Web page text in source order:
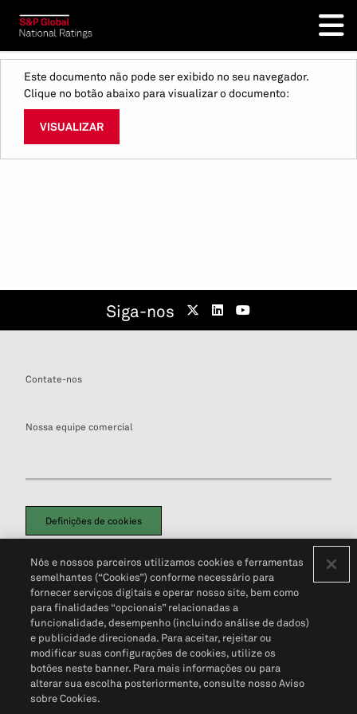
Este documento não pode ser exibido no seu navegador.
Clique no botão abaixo para visualizar o documento:
VISUALIZAR
Siga-nos
Contate-nos
Nossa equipe comercial
Definições de cookies
Política de PrivacidadePortal de privacidade do cliente (em inglês)
Não Venda Minhas Informações Pessoais© 2026 S&P Global
Nós e nossos parceiros utilizamos cookies e ferramentas
semelhantes (“Cookies”) conforme necessário para
fornecer serviços digitais e operar nosso site, bem como
para finalidades “opcionais” relacionadas a
funcionalidade, desempenho (incluindo análise de dados)
e publicidade direcionada. Para aceitar, rejeitar ou
modificar suas configurações de cookies, utilize os
botões neste banner. Para mais informações ou para
alterar sua escolha posteriormente, consulte nosso Aviso
sobre Cookies.